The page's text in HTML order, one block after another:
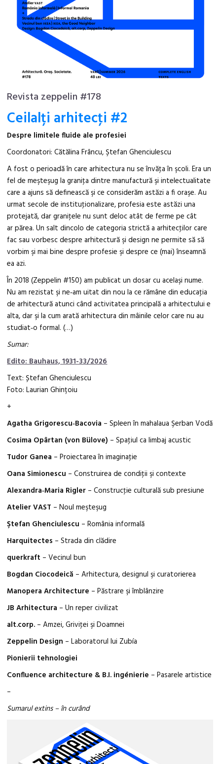
Revista zeppelin #178
Ceilalți arhitecţi #2
Despre limitele fluide ale profesiei
Coordonatori: Cătălina Frâncu, Ştefan Ghenciulescu
A fost o perioadă în care arhitectura nu se învăţa în şcoli. Era un
fel de meşteşug la graniţa dintre manufactură şi intelectualitate
care a ajuns să definească şi ce considerăm astăzi a fi oraşe. Au
urmat secole de instituţionalizare, profesia este astăzi una
protejată, dar graniţele nu sunt deloc atât de ferme pe cât
ar părea. Un salt dincolo de categoria strictă a arhitecţilor care
fac sau vorbesc despre arhitectură şi design ne permite să să
vorbim şi mai bine despre profesie şi despre ce (mai) înseamnă
ea azi.
În 2018 (Zeppelin #150) am publicat un dosar cu acelaşi nume.
Nu am rezistat şi ne‑am uitat din nou la ce rămâne din educaţia
de arhitectură atunci când activitatea principală a arhitectului e
alta, dar şi la cum arată arhitectura din mâinile celor care nu au
studiat‑o formal. (…)
Sumar:
Edito: Bauhaus, 1931-33/2026
Text: Ștefan Ghenciulescu
Foto: Laurian Ghințoiu
+
Agatha Grigorescu‑Bacovia – Spleen în mahalaua Şerban Vodă
Cosima Opârtan (von Bülove) – Spaţiul ca limbaj acustic
Tudor Ganea – Proiectarea în imaginaţie
Oana Simionescu – Construirea de condiţii şi contexte
Alexandra‑Maria Rigler – Construcţie culturală sub presiune
Atelier VAST – Noul meşteşug
Ştefan Ghenciulescu – România informală
Harquitectes – Strada din clădire
querkraft – Vecinul bun
Bogdan Ciocodeică – Arhitectura, designul şi curatorierea
Manopera Architecture – Păstrare şi îmblânzire
JB Arhitectura – Un reper civilizat
alt.corp. – Amzei, Griviţei şi Doamnei
Zeppelin Design – Laboratorul lui Zubía
Pionierii tehnologiei
Confluence architecture & B.I. ingénierie – Pasarele artistice
–
Sumarul extins – în curând